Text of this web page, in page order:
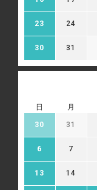
23 24
30 31
日 月
30 31
6 7
13 14